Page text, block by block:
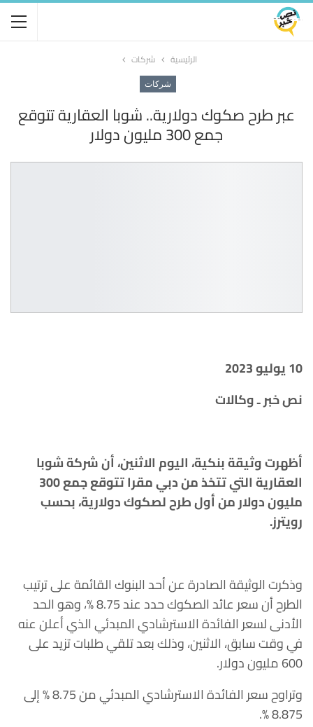
الرئيسية شركات
شركات
عبر طرح صكوك دولارية.. شوبا العقارية تتوقع
جمع 300 مليون دولار
10 يوليو 2023
نص خبر ـ وكالات
أظهرت وثيقة بنكية، اليوم الاثنين، أن شركة شوبا
العقارية التي تتخذ من دبي مقرا تتوقع جمع 300
مليون دولار من أول طرح لصكوك دولارية، بحسب
رويترز.
وذكرت الوثيقة الصادرة عن أحد البنوك القائمة على ترتيب
الطرح أن سعر عائد الصكوك حدد عند 8.75 %، وهو الحد
الأدنى لسعر الفائدة الاسترشادي المبدئي الذي أعلن عنه
في وقت سابق، الاثنين، وذلك بعد تلقي طلبات تزيد على
600 مليون دولار.
وتراوح سعر الفائدة الاسترشادي المبدئي من 8.75 % إلى
8.875 %.